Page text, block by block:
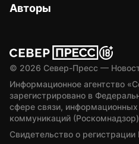
Авторы
© 2026 Север-Пресс —
Информационное агентство
зарегистрировано в
сфере связи,
коммуникаций
Свидетельство о